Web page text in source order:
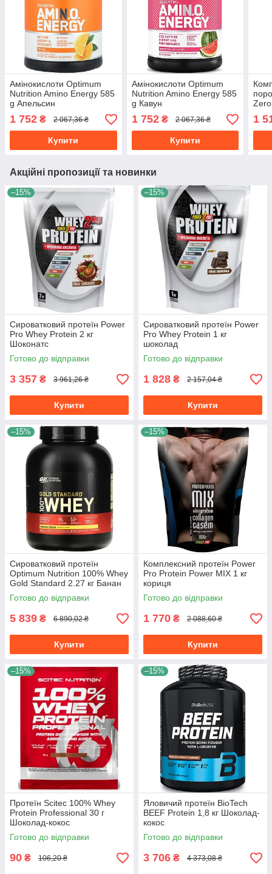
Амінокислоти Optimum
Nutrition Amino Energy 585
g Апельсин
1 752 ₴ 2 067,36 ₴
Купити
Амінокислоти Optimum
Nutrition Amino Energy 585
g Кавун
1 752₴ 2 067,36 ₴
Купити
1
Акційні пропозиції та новинки
–15%
Сироватковий протеїн Power
Pro Whey Protein 2 кг
Шоконатс
Готово до відправки
3 357 ₴ 3 961,26 ₴
Купити
–15%
Сироватковий протеїн Power
Pro Whey Protein 1 кг
шоколад
Готово до відправки
1 828 ₴ 2 157,04 ₴
Купити
–15%
Сироватковий протеїн
Optimum Nutrition 100% Whey
Gold Standard 2.27 кг Банан
Готово до відправки
5 839 ₴ 6 890,02 ₴
Купити
–15%
Комплексний протеїн Power
Pro Protein Power MIX 1 кг
кориця
Готово до відправки
1 770 ₴ 2 088,60 ₴
Купити
–15%
Протеїн Scitec 100% Whey
Protein Professional 30 г
Шоколад-кокос
Готово до відправки
90 ₴ 106,20 ₴
–15%
Яловичий протеїн BioTech
BEEF Protein 1,8 кг Шоколад-
кокос
Готово до відправки
3 706 ₴ 4 373,08 ₴